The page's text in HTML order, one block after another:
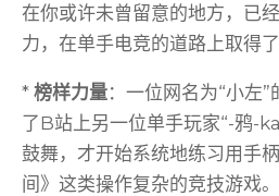
在你或许未曾留意的地方，已
力，在单手电竞的道路上取得了
* 榜样力量：一位网名为“小左
了B站上另一位单手玩家“-鸦-
鼓舞，才开始系统地练习用手
间》这类操作复杂的竞技游戏